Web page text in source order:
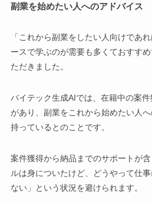
副業を始めたい人へのアドバイス
「これから副業をしたい人向けであ
ースで学ぶのが需要も多くておすす
ただきました。
バイテック生成AIでは、在籍中の案
があり、副業をこれから始めたい人
持っているとのことです。
案件獲得から納品までのサポートが
ルは身についたけど、どうやって仕
ない」という状況を避けられます。